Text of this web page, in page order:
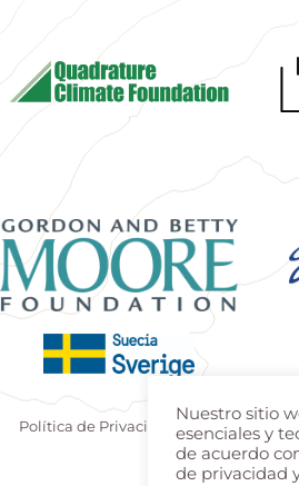
Política de Privacidad Terminos de uso
Teca|Login
Nuestro sitio
esenciales y
de acuerdo
de privacidad